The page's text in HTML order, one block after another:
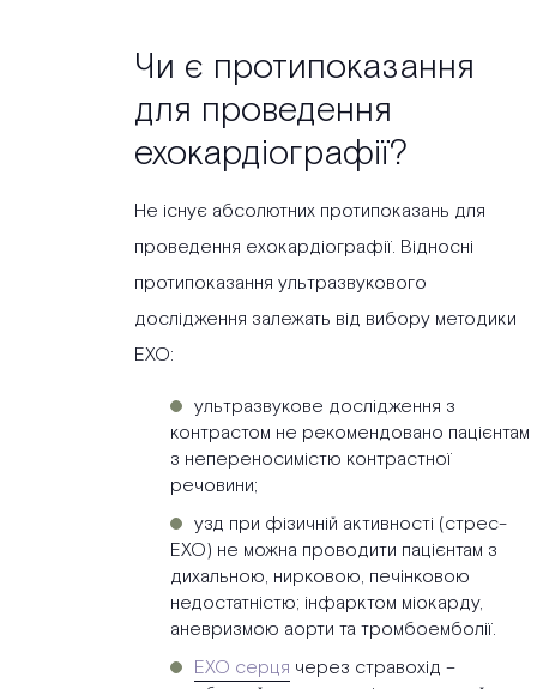
Чи є протипоказання
для проведення
ехокардіографії?
Не існує абсолютних протипоказань для
проведення ехокардіографії. Відносні
протипоказання ультразвукового
дослідження залежать від вибору методики
ЕХО:
ультразвукове дослідження з
контрастом не рекомендовано пацієнтам
з непереносимістю контрастної
речовини;
узд при фізичній активності (стрес-
ЕХО) не можна проводити пацієнтам з
дихальною, нирковою, печінковою
недостатністю; інфарктом міокарду,
аневризмою аорти та тромбоемболії.
ЕХО серця через стравохід –